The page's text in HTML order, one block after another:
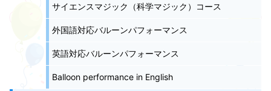
サイエンスマジック（科学マジック）コース
外国語対応バルーンパフォーマンス
英語対応バルーンパフォーマンス
Balloon performance in English